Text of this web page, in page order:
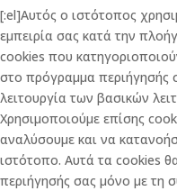
[:el]Αυτός ο ιστότοπος
εμπειρία σας κατά την
cookies που
στο πρόγραμμα περιήγησής
λειτουργία των βασικών
Χρησιμοποιούμε επίσης
αναλύσουμε και να
ιστότοπο. Αυτά τα cookies
περιήγησής σας μόνο με τη